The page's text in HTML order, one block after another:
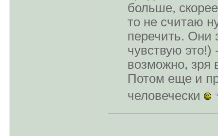
больше,
то не считаю
перечить. Они
чувствую это!)
возможно, зря
Потом еще и
человечески